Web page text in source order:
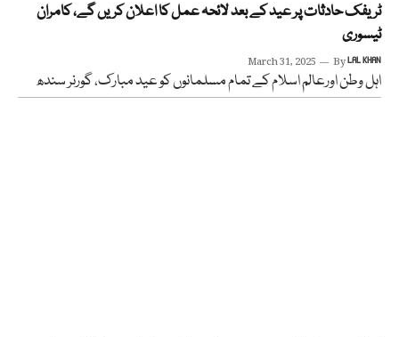
ٹریفک حادثات پر عید کے بعد لائحہ عمل کا اعلان کریں گے، کامران
ٹیسوری
March 31, 2025 ByLAL KHAN
اہل وطن اورعالم اسلام کے تمام مسلمانوں کو عید مبارک، گورنر سندھ